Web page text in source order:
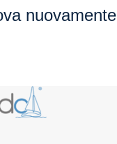
nuovamente